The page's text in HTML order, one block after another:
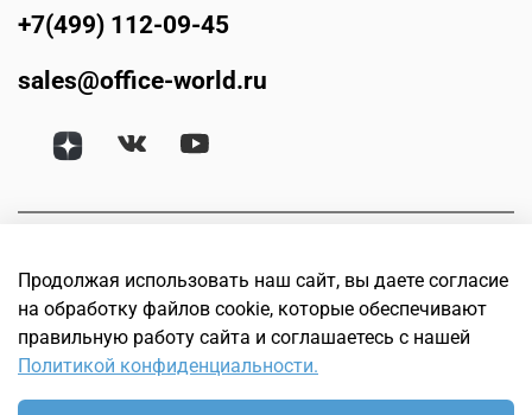
+7(499) 112-09-45
sales@office-world.ru
© Офисный мир. Интернет магазин техники для бизнеса.
Продолжая использовать наш сайт, вы даете согласие
на обработку файлов cookie, которые обеспечивают
правильную работу сайта и соглашаетесь с нашей
Политикой конфиденциальности.